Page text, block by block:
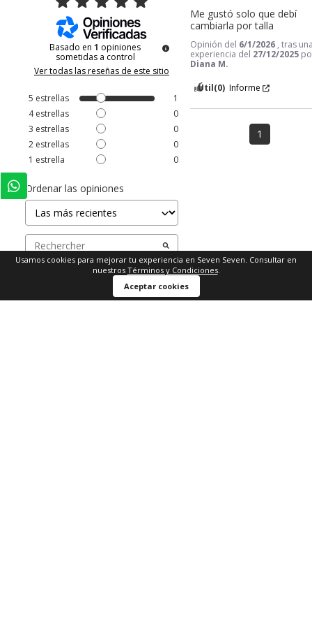
Comprar ahora
Basado en1 opiniones
sometidas a control
Ver todas las reseñas de este sitio
5 estrellas
1
4estrellas
0
3 estrellas
0
2 estrellas
0
1 estrella 0
Ordenar las opiniones
Me gustó solo que debí
cambiarla por talla
Opinión del 6/1/2026 , tras
experiencia del 27/12/2025
Diana M.
Útil(0) Informe
1
Usamos cookies para mejorar tu experiencia en Seven Seven. Consultar en
nuestros Términos y Condiciones.
Aceptar cookies